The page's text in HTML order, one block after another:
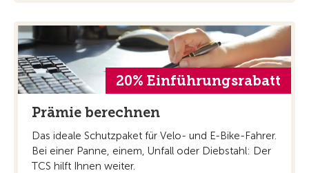
20% Einführungsrabatt
Prämie berechnen
Das ideale Schutzpaket für Velo- und E-Bike-Fahrer.
Bei einer Panne, einem, Unfall oder Diebstahl: Der
TCS hilft Ihnen weiter.